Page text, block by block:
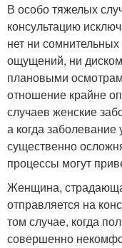
В особо тяжелых
консультацию
нет ни
ощущений, ни
плановыми
отношение крайне
случаев женские
а когда
существенно
процессы могут
Женщина,
отправляется на
том случае, когда
совершенно